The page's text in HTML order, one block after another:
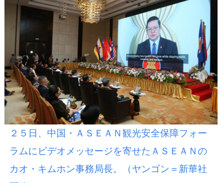
２５日、中国・ＡＳＥＡＮ観光安全保障フォー
ラムにビデオメッセージを寄せたＡＳＥＡＮの
カオ・キムホン事務局長。（ヤンゴン＝新華社